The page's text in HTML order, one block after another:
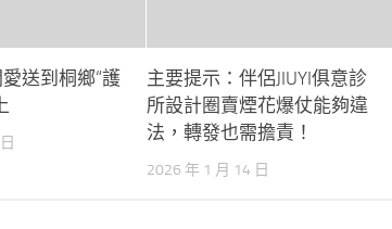
送到桐鄉“護
主要提示：伴侶JIUYI俱意診
所設計圈賣煙花爆仗能夠違
法，轉發也需擔責！
2026 年 1 月 14 日